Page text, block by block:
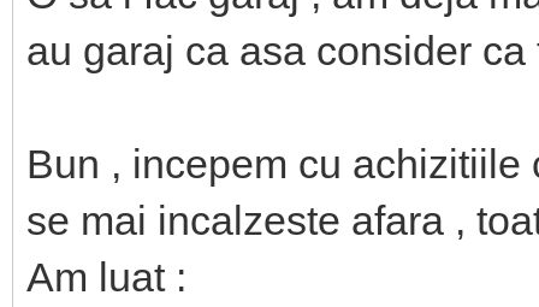
au garaj ca asa consider
Bun , incepem cu
se mai incalzeste afara ,
Am luat :